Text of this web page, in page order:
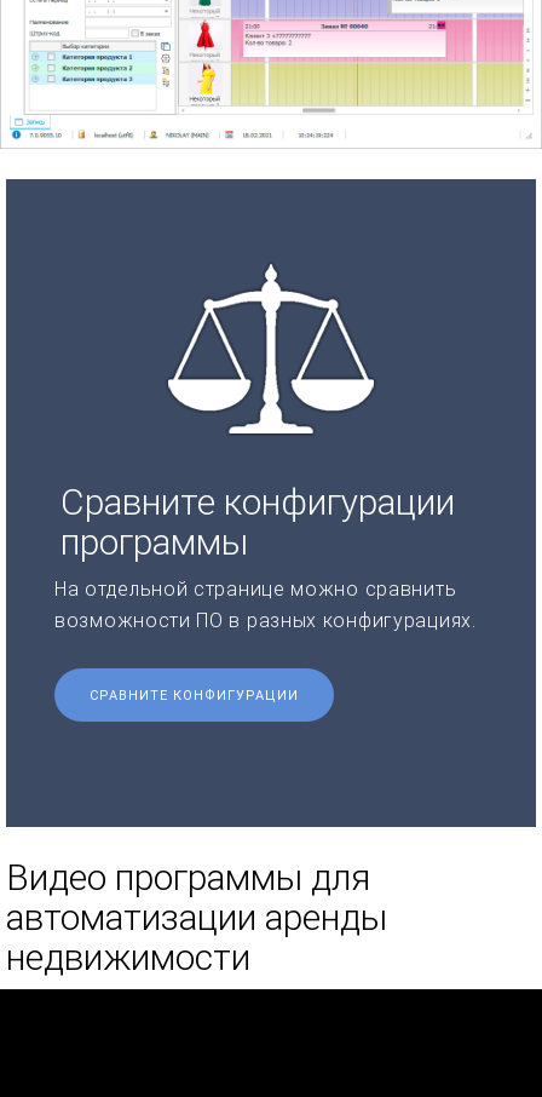
Сравните конфигурации
программы
На отдельной странице можно сравнить
возможности ПО в разных конфигурациях.
СРАВНИТЕ КОНФИГУРАЦИИ
Видео программы для
автоматизации аренды
недвижимости